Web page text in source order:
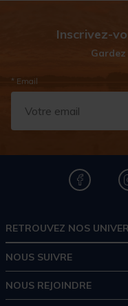
Inscrivez-
* Email
RETROUVEZ NOS
NOUS SUIVRE
NOUS REJOINDRE